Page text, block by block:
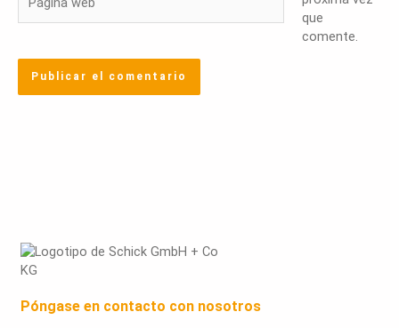
web
que
comente.
Póngase en contacto con nosotros